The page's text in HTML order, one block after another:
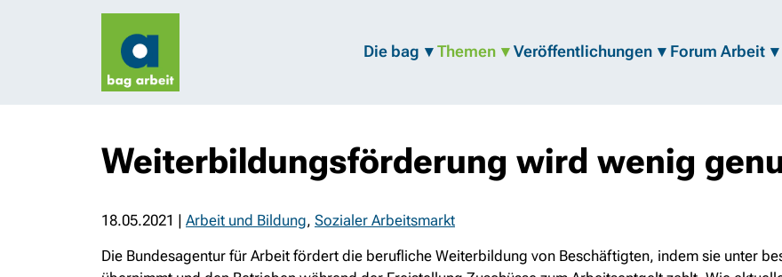
Die bag Themen Veröffentlichungen Forum Arbeit
Weiterbildungsförderung wird wenig
18.05.2021 | Arbeit und Bildung, Sozialer Arbeitsmarkt
Die Bundesagentur für Arbeit fördert die berufliche Weiterbildung von Beschäftigten, indem sie unter